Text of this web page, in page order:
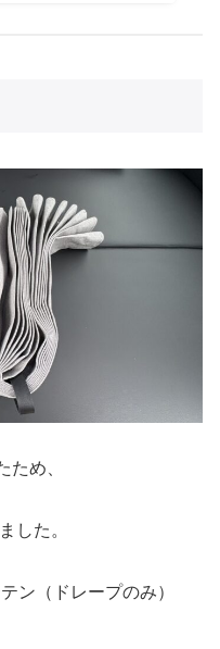
ため、
した。
ン（ドレープのみ）